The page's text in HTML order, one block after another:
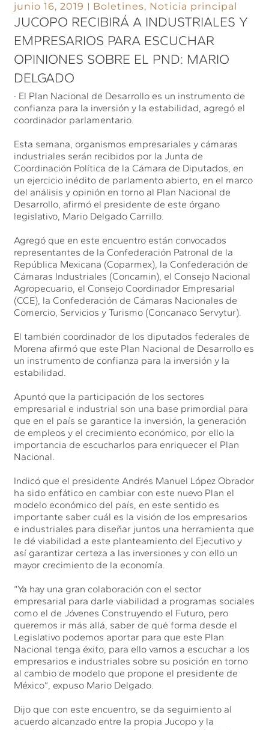
junio 16, 2019 Boletines, Noticia principal
JUCOPO RECIBIRÁ A INDUSTRIALES Y
EMPRESARIOS PARA ESCUCHAR
OPINIONES SOBRE EL PND: MARIO
DELGADO
· El Plan Nacional de Desarrollo es un instrumento de
confianza para la inversión y la estabilidad, agregó el
coordinador parlamentario.
Esta semana, organismos empresariales y cámaras
industriales serán recibidos por la Junta de
Coordinación Política de la Cámara de Diputados, en
un ejercicio inédito de parlamento abierto, en el marco
del análisis y opinión en torno al Plan Nacional de
Desarrollo, afirmó el presidente de este órgano
legislativo, Mario Delgado Carrillo.
Agregó que en este encuentro están convocados
representantes de la Confederación Patronal de la
República Mexicana (Coparmex), la Confederación de
Cámaras Industriales (Concamin), el Consejo Nacional
Agropecuario, el Consejo Coordinador Empresarial
(CCE), la Confederación de Cámaras Nacionales de
Comercio, Servicios y Turismo (Concanaco Servytur).
El también coordinador de los diputados federales de
Morena afirmó que este Plan Nacional de Desarrollo es
un instrumento de confianza para la inversión y la
estabilidad.
Apuntó que la participación de los sectores
empresarial e industrial son una base primordial para
que en el país se garantice la inversión, la generación
de empleos y el crecimiento económico, por ello la
importancia de escucharlos para enriquecer el Plan
Nacional.
Indicó que el presidente Andrés Manuel López Obrador
ha sido enfático en cambiar con este nuevo Plan el
modelo económico del país, en este sentido es
importante saber cuál es la visión de los empresarios
e industriales para diseñar juntos una herramienta que
le dé viabilidad a este planteamiento del Ejecutivo y
así garantizar certeza a las inversiones y con ello un
mayor crecimiento de la economía.
“Ya hay una gran colaboración con el sector
empresarial para darle viabilidad a programas sociales
como el de Jóvenes Construyendo el Futuro, pero
queremos ir más allá, saber de qué forma desde el
Legislativo podemos aportar para que este Plan
Nacional tenga éxito, para ello vamos a escuchar a los
empresarios e industriales sobre su posición en torno
al cambio de modelo que propone el presidente de
México”, expuso Mario Delgado.
Dijo que con este encuentro, se da seguimiento al
acuerdo alcanzado entre la propia Jucopo y la